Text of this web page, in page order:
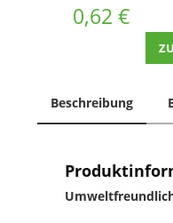
0,62 €
Beschreibung